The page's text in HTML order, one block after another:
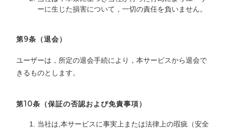
ーに生じた損害について，一切の責任を負いません。
第9条（退会）
ユーザーは，所定の退会手続により，本サービスから退会で
きるものとします。
第10条（保証の否認および免責事項）
当社は,本サービスに事実上または法律上の瑕疵（安全